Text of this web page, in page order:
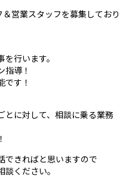
営業スタッフを募集しており
行います。
導！
です！
とに対して、相談に乗る業務
できればと思いますので
ください。